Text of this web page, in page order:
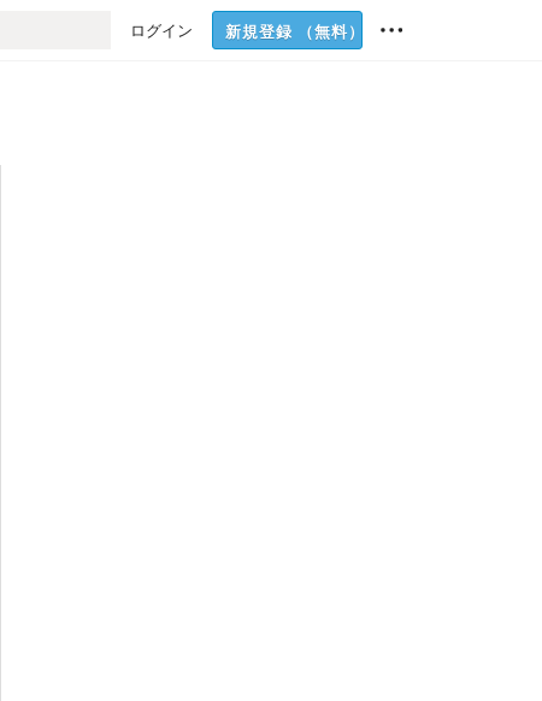
ログイン 新規登録 （無料）